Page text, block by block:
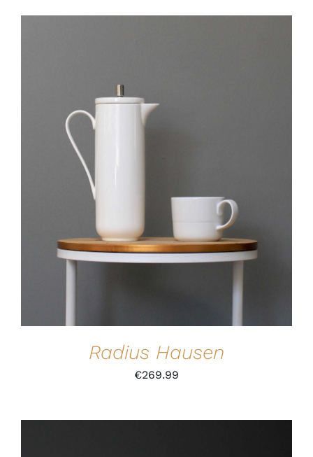
Radius Hausen
€269.99